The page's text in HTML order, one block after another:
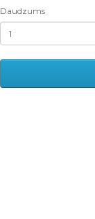
Daudzums